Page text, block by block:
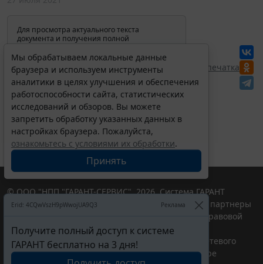
Для просмотра актуального текста
документа и получения полной
изменениях и порядке применения
документа, воспользуйтесь поиском в
Интернет-версии системы ГАРАНТ:
Перепечатка
Мы обрабатываем локальные данные
браузера и используем инструменты
аналитики в целях улучшения и обеспечения
работоспособности сайта, статистических
исследований и обзоров. Вы можете
запретить обработку указанных данных в
настройках браузера. Пожалуйста,
ознакомьтесь с условиями их обработки.
Принять
Erid: 4CQwVszH9pWwojUA9Q3 Реклама
Получите полный доступ к системе
ГАРАНТ бесплатно на 3 дня!
© ООО "НПП "ГАРАНТ-СЕРВИС", 2026. Система ГАРАНТ
выпускается с 1990 года. Компания "Гарант" и ее партнеры
являются участниками Российской ассоциации правовой
информации ГАРАНТ.
Портал ГАРАНТ.РУ зарегистрирован в качестве сетевого
издания Федеральной службой по надзору в сфере